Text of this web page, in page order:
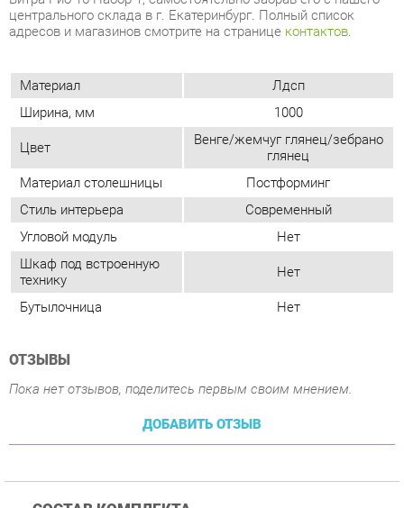
Цвет Венге/жемчуг глянец/зебрано
глянец
Стиль интерьера
Современный
Угловой модуль
Нет
Шкаф под встроенную
технику Нет
Бутылочница Нет
ОТЗЫВЫ
Пока нет отзывов, поделитесь первым своим мнением.
СОСТАВ КОМПЛЕКТА